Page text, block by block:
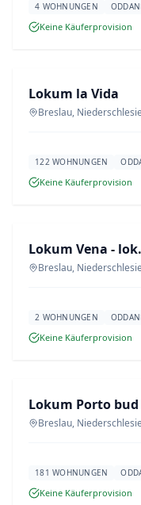
4 WOHNUNGEN
Keine Käuferprovision
NEUBAU
Lokum la Vida
Breslau,
122 WOHNUNGEN
Keine Käuferprovision
NEUBAU
Breslau,
2 WOHNUNGEN
Keine Käuferprovision
NEUBAU
Lokum Porto bud
Breslau,
181 WOHNUNGEN
Keine Käuferprovision